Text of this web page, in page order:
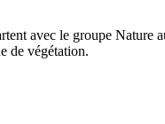
avec le groupe Nature
de végétation.